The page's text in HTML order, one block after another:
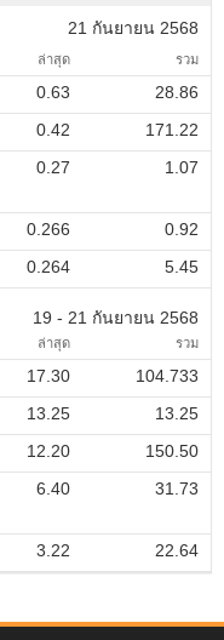
21 กันยายน 2568
ล่าสุด รวม
0.63
28.86
0.42
171.22
0.27 1.07
0.266
0.92
0.264 5.45
19 - 21 กันยายน 2568
ล่าสุด รวม
17.30
104.733
13.25
13.25
12.20
150.50
6.40 31.73
3.22 22.64